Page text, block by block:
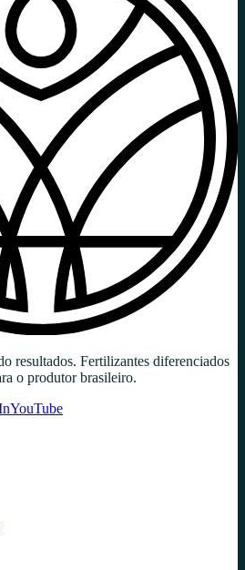
resultados. Fertilizantes diferenciados
o produtor brasileiro.
YouTube